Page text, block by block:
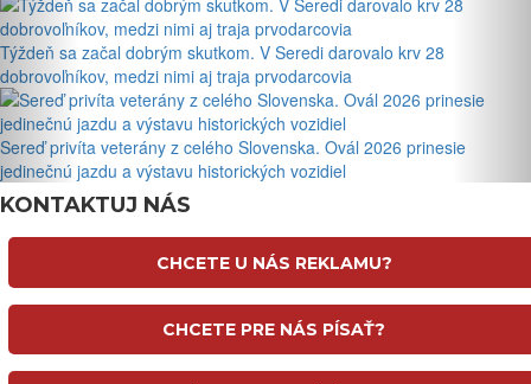
Týždeň sa začal dobrým skutkom. V Seredi darovalo krv 28
dobrovoľníkov, medzi nimi aj traja prvodarcovia
Sereď privíta veterány z celého Slovenska. Ovál 2026 prinesie
jedinečnú jazdu a výstavu historických vozidiel
KONTAKTUJ NÁS
CHCETE U NÁS REKLAMU?
CHCETE PRE NÁS PÍSAŤ?